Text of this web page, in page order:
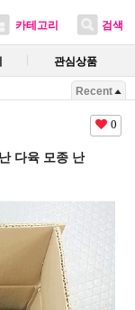
카테고리 검색
관심상품
Recent
0
다육 모종 난